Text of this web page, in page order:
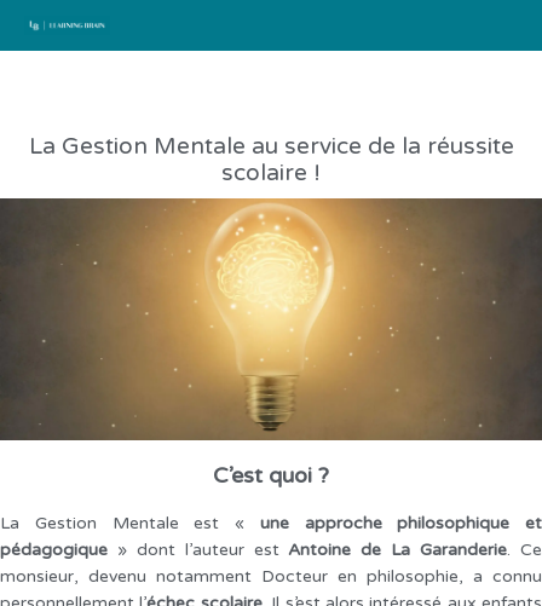
La Gestion Mentale au service de la réussite
scolaire !
C’est quoi ?
La Gestion Mentale est « une approche philosophique et
pédagogique » dont l’auteur estAntoine de La Garanderie. Ce
monsieur, devenu notamment Docteur en philosophie, a connu